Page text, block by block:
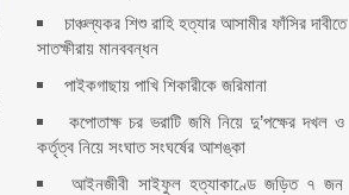
চাঞ্চল্যকর শিশু রাহি হত্যার আসামীর ফাঁসির দাবীতে
সাতক্ষীরায় মানববন্ধন
পাইকগাছায় পাখি শিকারীকে জরিমানা
কপোতাক্ষ চর ভরাটি জমি নিয়ে দু’পক্ষের দখল ও
কর্তৃত্ব নিয়ে সংঘাত সংঘর্ষের আশঙ্কা
আইনজীবী সাইফুল হত্যাকাণ্ডে জড়িত ৭ জন